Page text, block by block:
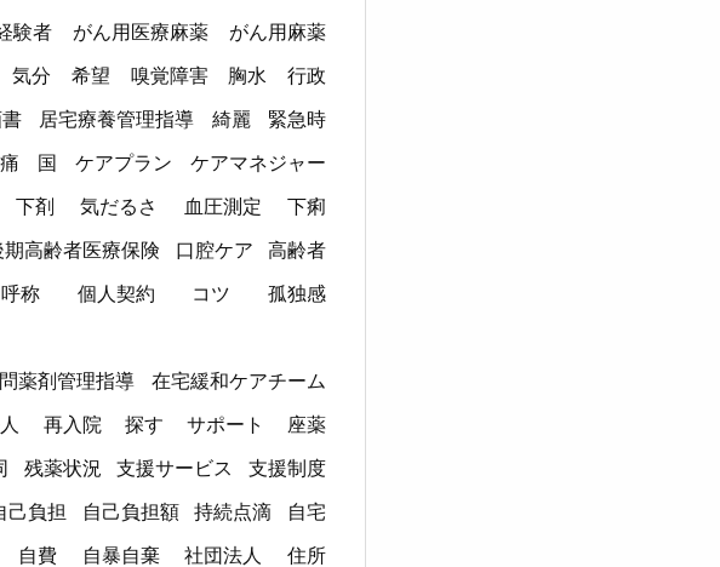
験者 がん用医療麻薬 がん用麻薬
気分 希望 嗅覚障害 胸水 行政
居宅療養管理指導 綺麗 緊急時
国 ケアプラン ケアマネジャー
下剤 気だるさ 血圧測定 下痢
期高齢者医療保険 口腔ケア 高齢者
呼称 個人契約 コツ 孤独感
薬剤管理指導 在宅緩和ケアチーム
再入院 探す サポート 座薬
残薬状況 支援サービス 支援制度
己負担 自己負担額 持続点滴 自宅
自費 自暴自棄 社団法人 住所